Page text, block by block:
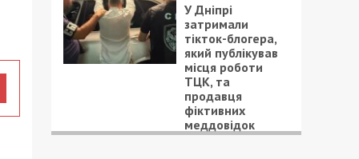
У Дніпрі
затримали
тікток-блогера,
який публікував
місця роботи
ТЦК, та
продавця
фіктивних
меддовідок